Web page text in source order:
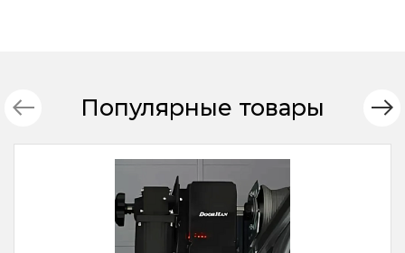
Популярные товары